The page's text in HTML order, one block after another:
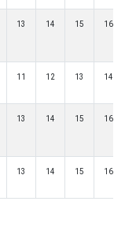
13 14 15 16
11 12 13 14
13 14 15 16
13 14 15 16